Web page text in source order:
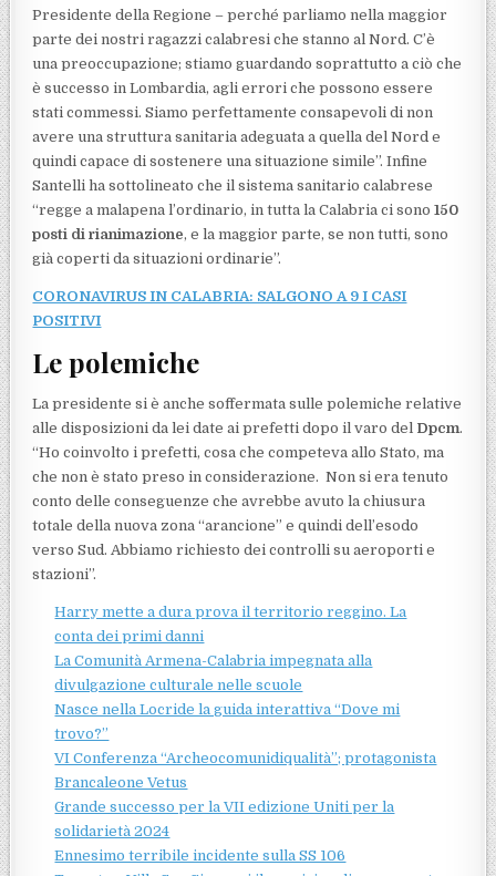
Presidente della Regione – perché parliamo nella maggior
parte dei nostri ragazzi calabresi che stanno al Nord. C’è
una preoccupazione; stiamo guardando soprattutto a ciò che
è successo in Lombardia, agli errori che possono essere
stati commessi. Siamo perfettamente consapevoli di non
avere una struttura sanitaria adeguata a quella del Nord e
quindi capace di sostenere una situazione simile”. Infine
Santelli ha sottolineato che il sistema sanitario calabrese
“regge a malapena l’ordinario, in tutta la Calabria ci sono150
posti di rianimazione, e la maggior parte, se non tutti, sono
già coperti da situazioni ordinarie”.
CORONAVIRUS IN CALABRIA: SALGONO A 9 I CASI
POSITIVI
Le polemiche
La presidente si è anche soffermata sulle polemiche relative
alle disposizioni da lei date ai prefetti dopo il varo del Dpcm.
“Ho coinvolto i prefetti, cosa che competeva allo Stato, ma
che non è stato preso in considerazione. Non si era tenuto
conto delle conseguenze che avrebbe avuto la chiusura
totale della nuova zona “arancione” e quindi dell’esodo
verso Sud. Abbiamo richiesto dei controlli su aeroporti e
stazioni”.
Harry mette a dura prova il territorio reggino. La
conta dei primi danni
La Comunità Armena-Calabria impegnata alla
divulgazione culturale nelle scuole
Nasce nella Locride la guida interattiva “Dove mi
trovo?”
VI Conferenza “Archeocomunidiqualità”; protagonista
Brancaleone Vetus
Grande successo per la VII edizione Uniti per la
solidarietà 2024
Ennesimo terribile incidente sulla SS 106